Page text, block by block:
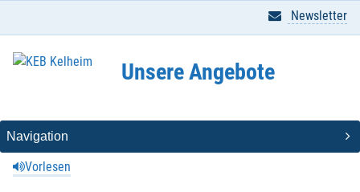
Vorlesen
Newsletter
Unsere Angebote